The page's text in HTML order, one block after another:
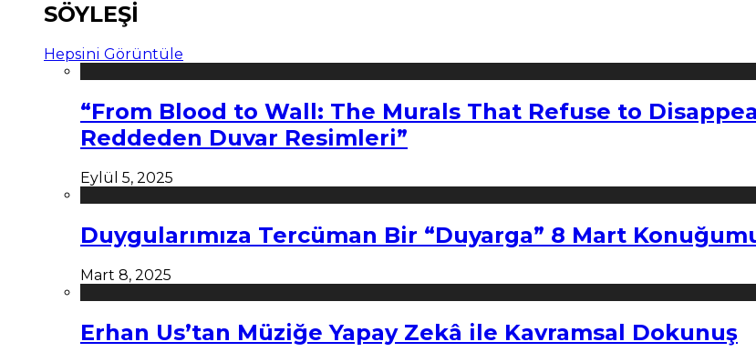
SÖYLEŞİ
Hepsini Görüntüle
“From Blood to Wall: The Murals That Refuse to
Reddeden Duvar Resimleri”
Eylül 5, 2025
Duygularımıza Tercüman Bir “Duyarga” 8 Mart
Mart 8, 2025
Erhan Us’tan Müziğe Yapay Zekâ ile Kavramsal Dokunuş